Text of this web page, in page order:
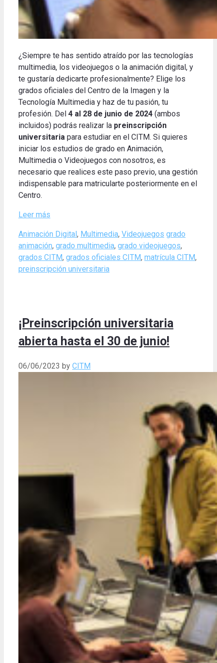
¿Siempre te has sentido atraído por las tecnologías
multimedia, los videojuegos o la animación digital, y
te gustaría dedicarte profesionalmente? Elige los
grados oficiales del Centro de la Imagen y la
Tecnología Multimedia y haz de tu pasión, tu
profesión. Del 4 al 28 de junio de 2024 (ambos
incluidos) podrás realizar la preinscripción
universitaria para estudiar en el CITM. Si quieres
iniciar los estudios de grado en Animación,
Multimedia o Videojuegos con nosotros, es
necesario que realices este paso previo, una gestión
indispensable para matricularte posteriormente en el
Centro.
Leer más
Categories
Animación Digital , Multimedia, Videojuegos Tags
grado
animación, grado multimedia, grado videojuegos,
grados CITM, grados oficiales CITM, matrícula CITM,
preinscripción universitaria
¡Preinscripción universitaria
abierta hasta el 30 de junio!
06/06/2023 by CITM